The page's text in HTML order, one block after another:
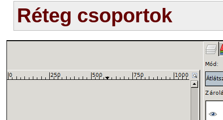
Réteg csoportok